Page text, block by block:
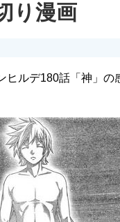
り漫画
ヒルデ180話「神」の